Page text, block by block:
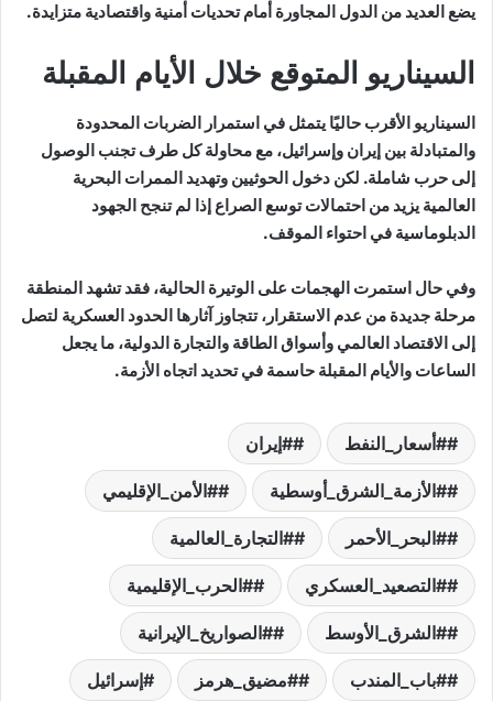
يضع العديد من الدول المجاورة أمام تحديات أمنية واقتصادية متزايدة.
السيناريو المتوقع خلال الأيام المقبلة
السيناريو الأقرب حاليًا يتمثل في استمرار الضربات المحدودة
والمتبادلة بين إيران وإسرائيل، مع محاولة كل طرف تجنب الوصول
إلى حرب شاملة. لكن دخول الحوثيين وتهديد الممرات البحرية
العالمية يزيد من احتمالات توسع الصراع إذا لم تنجح الجهود
الدبلوماسية في احتواء الموقف.
وفي حال استمرت الهجمات على الوتيرة الحالية، فقد تشهد المنطقة
مرحلة جديدة من عدم الاستقرار، تتجاوز آثارها الحدود العسكرية لتصل
إلى الاقتصاد العالمي وأسواق الطاقة والتجارة الدولية، ما يجعل
الساعات والأيام المقبلة حاسمة في تحديد اتجاه الأزمة.
#أسعار_النفط #إيران
#الأزمة_الشرق_أوسطية #الأمن_الإقليمي
#البحر_الأحمر #التجارة_العالمية
#التصعيد_العسكري #الحرب_الإقليمية
#الشرق_الأوسط #الصواريخ_الإيرانية
#باب_المندب #مضيق_هرمز إسرائيل